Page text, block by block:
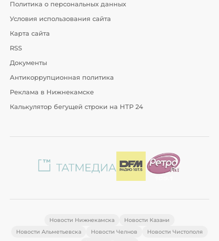
Политика о персональных данных
Условия использования сайта
Карта сайта
RSS
Документы
Антикоррупционная политика
Реклама в Нижнекамске
Калькулятор бегущей строки на НТР 24
Новости Нижнекамска
Новости Казани
Новости Альметьевска
Новости Челнов
Новости Чистополя